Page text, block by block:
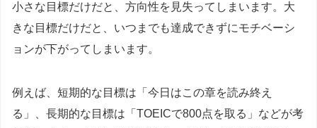
小さな目標だけだと、方向性を見失ってしまいます。大
きな目標だけだと、いつまでも達成できずにモチベーシ
ョンが下がってしまいます。
例えば、短期的な目標は「今日はこの章を読み終え
る」、長期的な目標は「TOEICで800点を取る」などが考